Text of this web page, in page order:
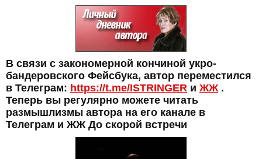
В связи с закономерной кончиной укро-
бандеровского Фейсбука, автор переместился
в Телеграм: https://t.me/ISTRINGER и ЖЖ.
Теперь вы регулярно можете читать
размышлизмы автора на его канале в
Телеграм и ЖЖ До скорой встречи